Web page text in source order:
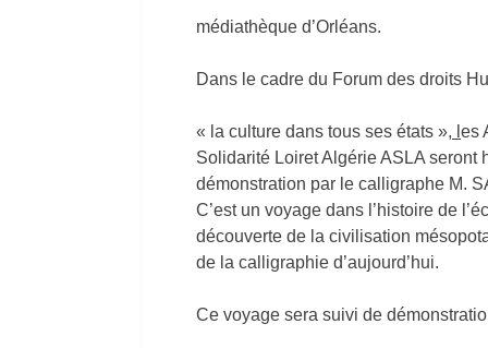
médiathèque d’Orléans.
Dans le cadre du Forum des droits
« la culture dans tous ses états », l es
Solidarité Loiret Algérie ASLA seront
démonstration par le calligraphe M.
C’est un voyage dans l’histoire de
découverte de la civilisation
de la calligraphie d’aujourd’hui.
Ce voyage sera suivi de